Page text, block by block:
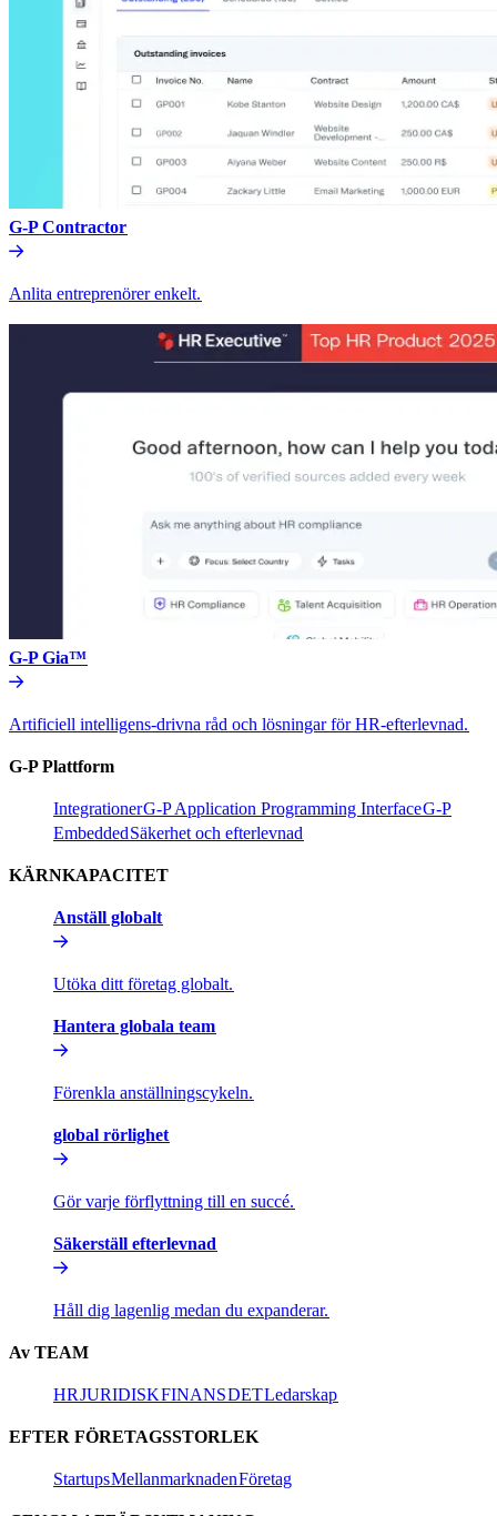
G-P Contractor​​
Anlita entreprenörer enkelt.​​
G-P Gia™​​
Artificiell intelligens-drivna råd och lösningar för HR-efterlevnad.​​
G-P Plattform​​
Integrationer​​G-P Application Programming Interface​​G-P
Embedded​​Säkerhet och efterlevnad​​
KÄRNKAPACITET​​
Anställ globalt​​
Utöka ditt företag globalt.​​
Hantera globala team​​
Förenkla anställningscykeln.​​
global rörlighet​​
Gör varje förflyttning till en succé.​​
Säkerställ efterlevnad​​
Håll dig lagenlig medan du expanderar.​​
Av TEAM​​
HR​​JURIDISK​​FINANS​​DET​​Ledarskap​​
EFTER FÖRETAGSSTORLEK​​
Startups​​Mellanmarknaden​​Företag​​